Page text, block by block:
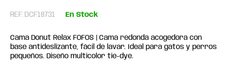
REF: DCF18731 En Stock
Cama Donut Relax FOFOS | Cama redonda acogedora con
base antideslizante, fácil de lavar. Ideal para gatos y perros
pequeños. Diseño multicolor tie-dye.